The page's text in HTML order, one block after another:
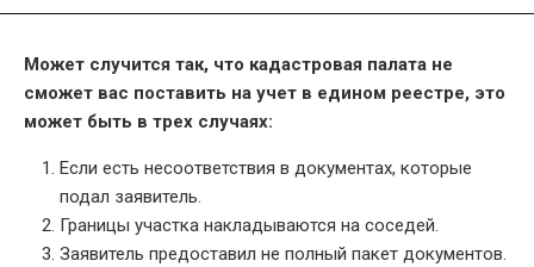
Может случится так, что кадастровая палата не
сможет вас поставить на учет в едином реестре, это
может быть в трех случаях:
Если есть несоответствия в документах, которые
подал заявитель.
Границы участка накладываются на соседей.
Заявитель предоставил не полный пакет документов.